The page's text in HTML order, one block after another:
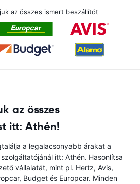
az összes ismert beszállítót
az összes
itt: Athén!
a legalacsonyabb árakat a
itt: Athén. Hasonlítsa
vállalatát, mint pl. Hertz, Avis,
Budget és Europcar. Minden